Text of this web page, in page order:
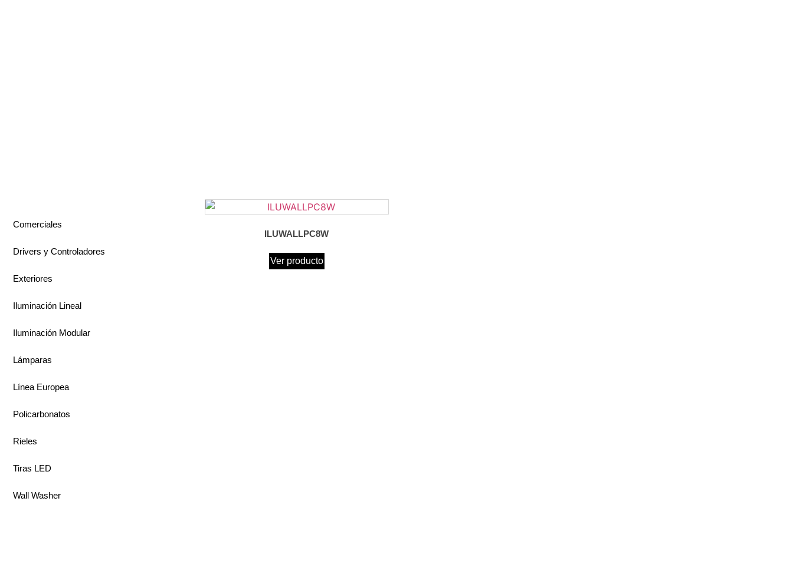
Comerciales
Drivers y Controladores
Exteriores
Iluminación Lineal
Iluminación Modular
Lámparas
Línea Europea
Policarbonatos
Rieles
Tiras LED
Wall Washer
ILUWALLPC8W
Ver producto